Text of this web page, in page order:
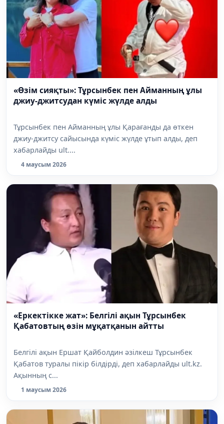
«Өзім сияқты»: Тұрсынбек пен Айманның ұлы
джиу-джитсудан күміс жүлде алды
Тұрсынбек пен Айманның ұлы Қарағанды да өткен
джиу-джитсу сайысында күміс жүлде ұтып алды, деп
хабарлайды ult....
4 маусым 2026
«Еркектікке жат»: Белгілі ақын Тұрсынбек
Қабатовтың өзін мұқатқанын айтты
Белгілі ақын Ершат Қайболдин әзілкеш Тұрсынбек
Қабатов туралы пікір білдірді, деп хабарлайды ult.kz.
Ақынның с...
1 маусым 2026